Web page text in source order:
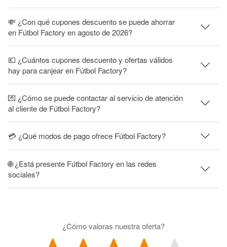
💸 ¿Con qué cupones descuento se puede ahorrar
en Fútbol Factory en agosto de 2026?
💶 ¿Cuántos cupones descuento y ofertas válidos
hay para canjear en Fútbol Factory?
💌 ¿Cómo se puede contactar al servicio de atención
al cliente de Fútbol Factory?
💳 ¿Qué modos de pago ofrece Fútbol Factory?
🌐 ¿Está presente Fútbol Factory en las redes
sociales?
¿Cómo valoras nuestra oferta?